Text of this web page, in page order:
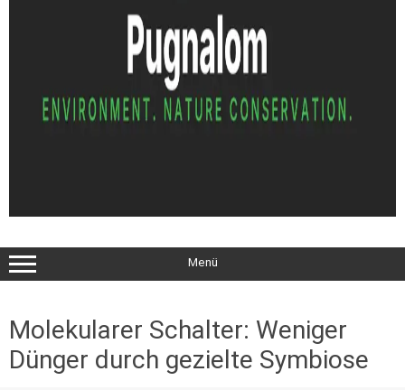
Menü
Molekularer Schalter: Weniger
Dünger durch gezielte Symbiose